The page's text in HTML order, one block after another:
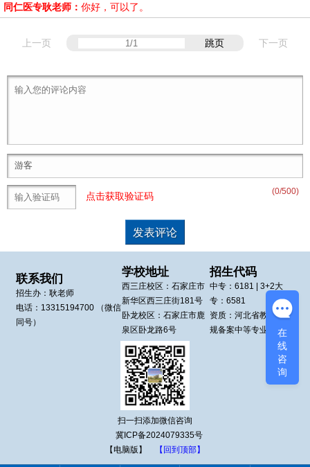
同仁医专耿老师： 你好，可以了。
上一页 跳页 下一页
(0/500)
点击获取验证码
联系我们
招生办： 耿老师
电话： 13315194700（微信
同号）
学校地址
西三庄校区： 石家庄市
新华区西三庄街181号
卧龙校区： 石家庄市鹿
泉区卧龙路6号
招生代码
中专： 6181 | 3+2大
专： 6581
资质：河北省教育厅正
规备案中等专业学校
扫一扫添加微信咨询
冀ICP备2024079335号
【电脑版】
【回到顶部】
在
线
咨
询